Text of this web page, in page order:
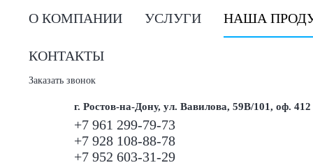
О КОМПАНИИ УСЛУГИ НАША
КОНТАКТЫ
Заказать звонок
г. Ростов-на-Дону, ул. Вавилова, 59В/101, оф. 412
+7 961 299-79-73
+7 928 108-88-78
+7 952 603-31-29